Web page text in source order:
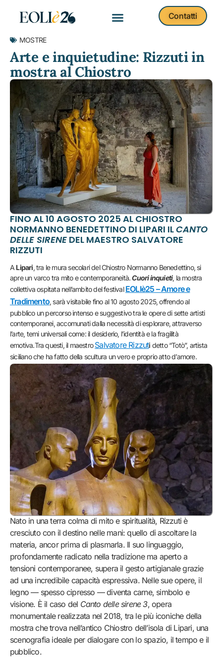
Contatti
MOSTRE
Arte e inquietudine: Rizzuti in
mostra al Chiostro
FINO AL 10 AGOSTO 2025 AL CHIOSTRO
NORMANNO BENEDETTINO DI LIPARI ILCANTO
DELLE SIRENE DEL MAESTRO SALVATORE
RIZZUTI
A Lipari, tra le mura secolari del Chiostro Normanno Benedettino, si
apre un varco tra mito e contemporaneità. Cuori inquieti, la mostra
collettiva ospitata nell’ambito del festival EOLIè25 – Amore e
Tradimento, sarà visitabile fino al 10 agosto 2025, offrendo al
pubblico un percorso intenso e suggestivo tra le opere di sette artisti
contemporanei, accomunati dalla necessità di esplorare, attraverso
l’arte, temi universali come: il desiderio, l’identità e la fragilità
emotiva.Tra questi, il maestroSalvatore Rizzuti detto “Totò”, artista
siciliano che ha fatto della scultura un vero e proprio atto d’amore.
Nato in una terra colma di mito e spiritualità, Rizzuti è
cresciuto con il destino nelle mani: quello di ascoltare la
materia, ancor prima di plasmarla. Il suo linguaggio,
profondamente radicato nella tradizione ma aperto a
tensioni contemporanee, supera il gesto artigianale grazie
ad una incredibile capacità espressiva. Nelle sue opere, il
legno — spesso cipresso — diventa carne, simbolo e
visione. È il caso del Canto delle sirene 3, opera
monumentale realizzata nel 2018, tra le più iconiche della
mostra che trova nell’antico Chiostro dell’isola di Lipari, una
scenografia ideale per dialogare con lo spazio, il tempo e il
pubblico.